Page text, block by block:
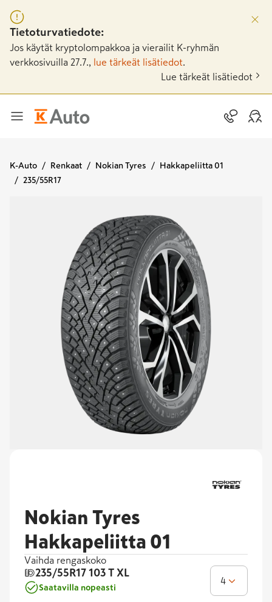
Tietoturvatiedote:
Jos käytät kryptolompakkoa ja vierailit K-ryhmän
verkkosivuilla 27.7.,
lue tärkeät lisätiedot
Lue tärkeät lisätiedot
K-Auto Renkaat Nokian Tyres
Hakkapeliitta 01
235/55R17
Nokian Tyres
Hakkapeliitta 01
Vaihda rengaskoko
235/55R17 103 T XL
Saatavilla nopeasti
4